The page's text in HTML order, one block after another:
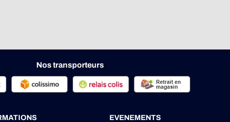
Nos transporteurs
EVENEMENTS